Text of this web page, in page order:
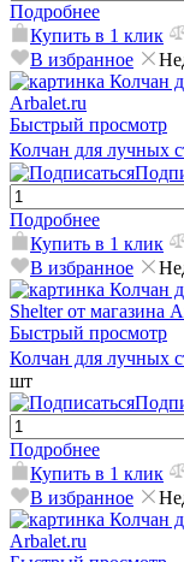
Подробнее
Купить в 1 клик
В избранное
Быстрый просмотр
Колчан для лучных
Подробнее
Купить в 1 клик
В избранное
Быстрый просмотр
Колчан для лучных
шт
Подробнее
Купить в 1 клик
В избранное